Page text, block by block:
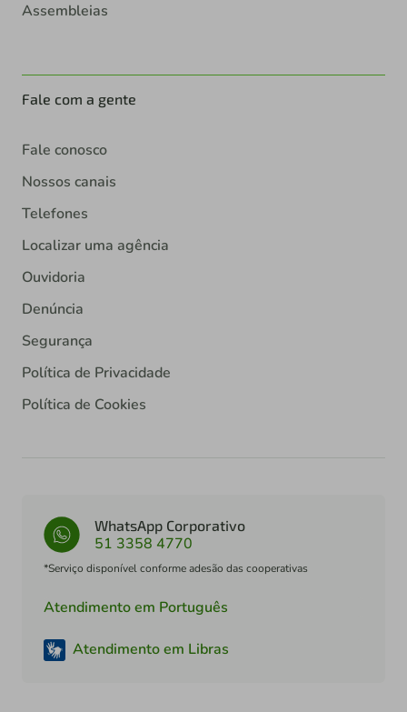
Assembleias
Fale com a gente
Fale conosco
Nossos canais
Telefones
Localizar uma agência
Ouvidoria
Denúncia
Segurança
Política de Privacidade
Política de Cookies
WhatsApp Corporativo
51 3358 4770
*Serviço disponível conforme adesão das cooperativas
Atendimento em Português
Atendimento em Libras